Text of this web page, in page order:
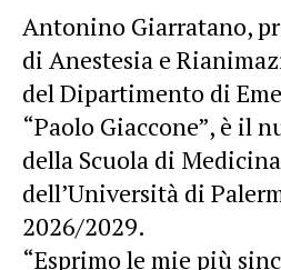
Antonino Giarratano,
di Anestesia e
del Dipartimento di
“Paolo Giaccone”, è il
della Scuola di
dell’Università di
2026/2029.
“Esprimo le mie più